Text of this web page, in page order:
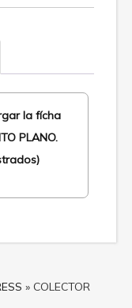
la fícha
PLANO.
» COLECTOR